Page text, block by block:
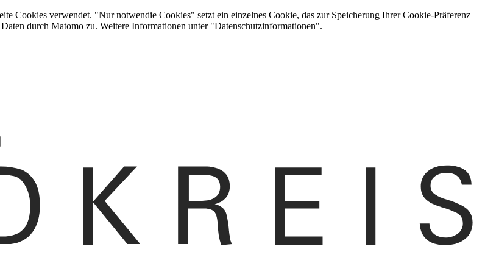
Cookies verwendet. "Nur notwendie Cookies" setzt ein einzelnes Cookie, das zur Speicherung Ihrer Cookie-Präferenz
durch Matomo zu. Weitere Informationen unter "Datenschutzinformationen".